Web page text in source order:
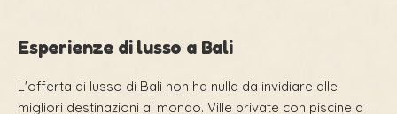
Esperienze di lusso a Bali
L'offerta di lusso di Bali non ha nulla da invidiare alle
migliori destinazioni al mondo. Ville private con piscine a